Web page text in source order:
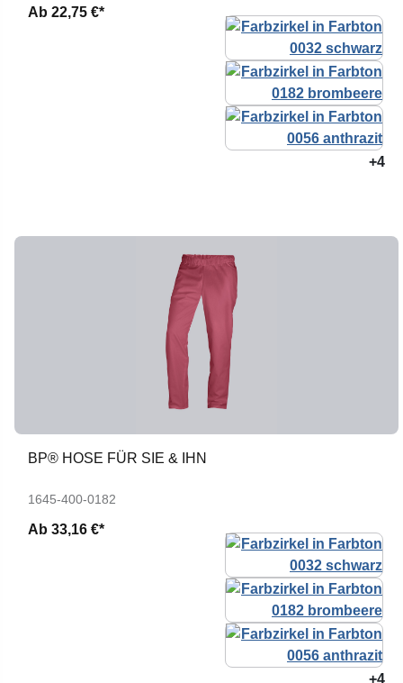
Ab 22,75 €*
+4
BP® HOSE FÜR SIE & IHN
1645-400-0182
Ab 33,16 €*
+4